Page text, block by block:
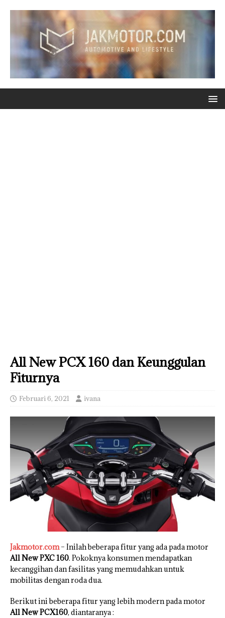
All New PCX 160 dan Keunggulan
Fiturnya
Februari 6, 2021 ivana
Jakmotor.com– Inilah beberapa fitur yang ada pada motor
All New PXC 160. Pokoknya konsumen mendapatkan
kecanggihan dan fasilitas yang memudahkan untuk
mobilitas dengan roda dua.
Berikut ini beberapa fitur yang lebih modern pada motor
All New PCX160, diantaranya :